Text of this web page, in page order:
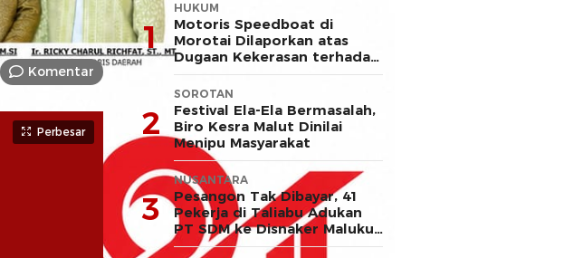
Komentar
Perbesar
1
HUKUM
Motoris Speedboat di
Morotai Dilaporkan atas
Dugaan Kekerasan terhadap
Anak
2
SOROTAN
Festival Ela-Ela Bermasalah,
Biro Kesra Malut Dinilai
Menipu Masyarakat
3
NUSANTARA
Pesangon Tak Dibayar, 41
Pekerja di Taliabu Adukan
PT SDM ke Disnaker Maluku
Utara